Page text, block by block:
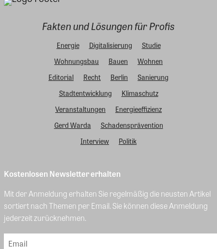
Fakten und Lösungen für Profis
Energie Digitalisierung
Studie
Wohnungsbau
Bauen
Wohnen
Editorial
Recht Berlin
Sanierung
Stadtentwicklung
Klimaschutz
Veranstaltungen
Energieeffizienz
Gerd Warda
Schadensprävention
Interview
Politik
Kostenlosen Newsletter erhalten
Mit der Anmeldung erhalten Sie regelmäßig die neusten Artikel
sortiert nach Themen per Email. Sie können diese Anmeldung
jederzeit zurücknehmen.